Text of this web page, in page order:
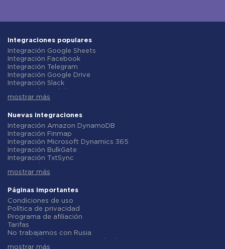
Integraciones populares
Integración Google Sheets
Integración Facebook
Integración Telegram
Integración Google Drive
Integración Slack
Integración Gmail
Integración ClickUp
Integración Airtable
Integración Google Contacts
Integración OpenAI (ChatGPT)
Integración Instagram
Integración ActiveCampaign
Integración Typeform
Integración Salesforce CRM
Integración Notion
Integración AWeber
Integración Asana
Integración ZOHO CRM
Integración Webhooks
Integración GetResponse
Integración WooCommerce
mostrar más
Nuevas integraciones
Integración Amazon DynamoDB
Integración Finmap
Integración Microsoft Dynamics 365
Integración BulkGate
Integración TxtSync
Integración Corezoid
Integración Instasent
Integración AtomPark
Integración TXTImpact
Integración Campaign Monitor
Integración CM.com
Integración D7 Networks
Integración SMS.to
Integración SMSGlobal
mostrar más
Páginas importantes
Condiciones de uso
Política de privacidad
Programa de afiliación
Tarifas
No trabajamos con Rusia
mostrar más